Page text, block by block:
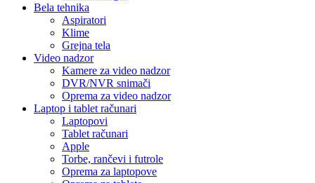
Bela tehnika
Aspiratori
Klime
Grejna tela
Video nadzor
Kamere za video nadzor
DVR/NVR snimači
Oprema za video nadzor
Laptop i tablet računari
Laptopovi
Tablet računari
Apple
Torbe, rančevi i futrole
Oprema za laptopove